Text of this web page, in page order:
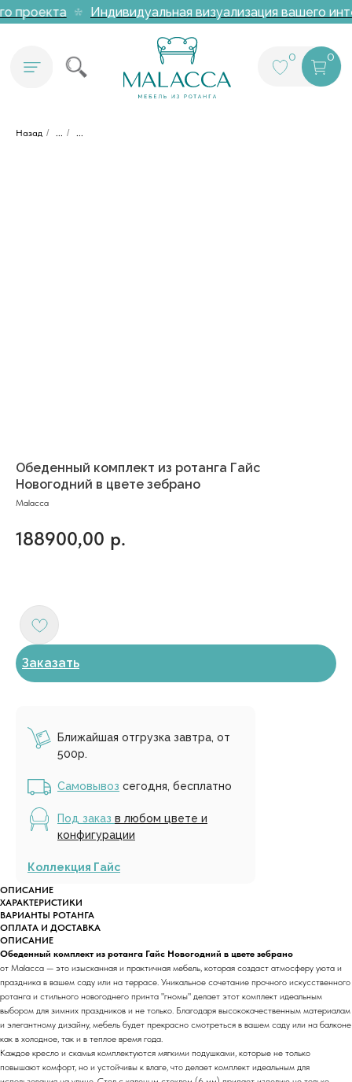
проекта Индивидуальная визуализация вашего
Назад / ... / ...
Обеденный комплект из ротанга Гайс
Новогодний в цвете зебрано
Malacca
188900,00 р.
Заказать
Ближайшая отгрузка завтра, от
500р.
Самовывоз сегодня, бесплатно
Под заказ в любом цвете и
конфигурации
Коллекция Гайс
ОПИСАНИЕ
ХАРАКТЕРИСТИКИ
ВАРИАНТЫ РОТАНГА
ОПЛАТА И ДОСТАВКА
ОПИСАНИЕ
Обеденный комплект из ротанга Гайс Новогодний в цвете зебрано
от Malacca — это изысканная и практичная мебель, которая создаст атмосферу уюта и
праздника в вашем саду или на террасе. Уникальное сочетание прочного искусственного
ротанга и стильного новогоднего принта "гномы" делает этот комплект идеальным
выбором для зимних праздников и не только. Благодаря высококачественным материалам
и элегантному дизайну, мебель будет прекрасно смотреться в вашем саду или на балконе
как в холодное, так и в теплое время года.
Каждое кресло и скамья комплектуются мягкими подушками, которые не только
повышают комфорт, но и устойчивы к влаге, что делает комплект идеальным для